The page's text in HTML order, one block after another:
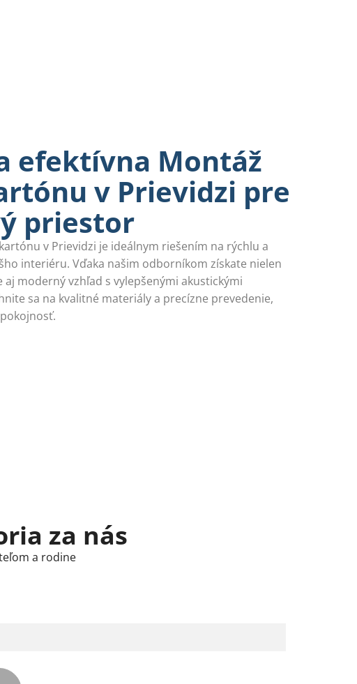
efektívna Montáž
v Prievidzi pre
priestor
v Prievidzi je ideálnym riešením na rýchlu a
interiéru. Vďaka našim odborníkom získate nielen
moderný vzhľad s vylepšenými akustickými
sa na kvalitné materiály a precízne prevedenie,
za nás
a rodine